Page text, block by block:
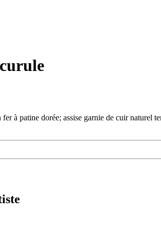
à patine dorée; assise garnie de cuir naturel